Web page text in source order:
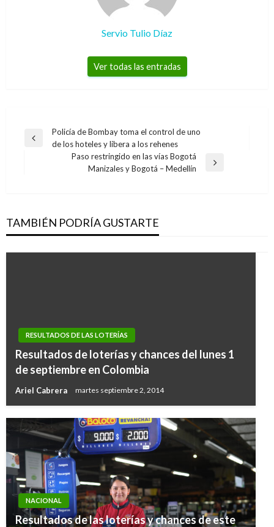
Servio Tulio Díaz
Ver todas las entradas
Navegación
Entrada
Policía de Bombay toma el control de uno
de los hoteles y libera a los rehenes
Paso restringido en las vías Bogotá
Manizales y Bogotá – Medellín
TAMBIÉN PODRÍA GUSTARTE
RESULTADOS DE LAS LOTERÍAS
Resultados de loterías y chances del lunes 1
de septiembre en Colombia
Ariel Cabrera martes septiembre 2, 2014
NACIONAL
Resultados de las loterías y chances de este